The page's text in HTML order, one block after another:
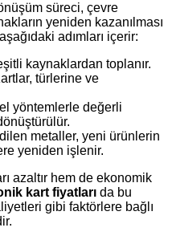
süreci, çevre
yeniden kazanılması
adımları içerir:
kaynaklardan toplanır.
türlerine ve
yöntemlerle değerli
metaller, yeni ürünlerin
yeniden işlenir.
azaltır hem de ekonomik
kart fiyatları da bu
gibi faktörlere bağlı